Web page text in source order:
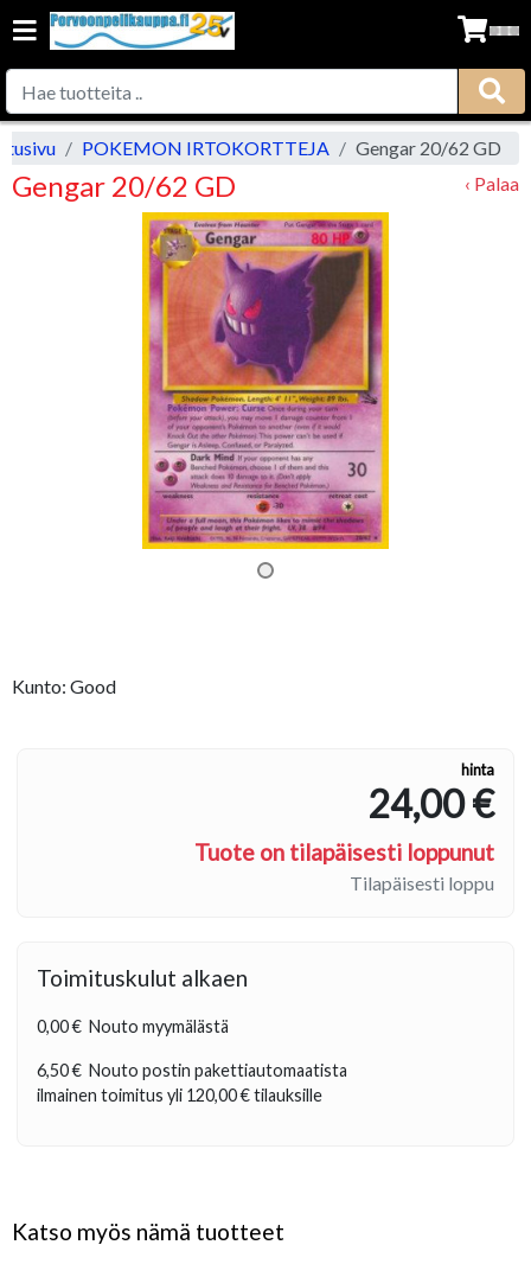
POKEMON IRTOKORTTEJA Gengar 20/62 GD
Gengar 20/62 GD ‹ Palaa
Kunto: Good
hinta
24,00 €
Tuote on tilapäisesti loppunut
Tilapäisesti loppu
Toimituskulut alkaen
0,00 € Nouto myymälästä
6,50 € Nouto postin pakettiautomaatista
ilmainen toimitus yli 120,00 €tilauksille
Katso myös nämä tuotteet